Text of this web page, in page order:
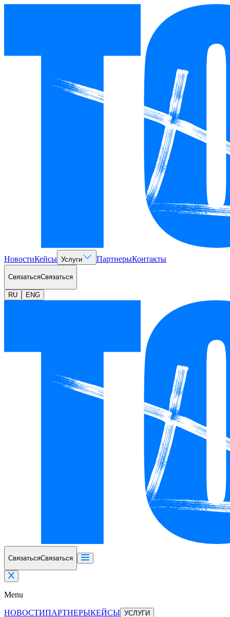
НовостиКейсы Услуги ПартнерыКонтакты
СвязатьсяСвязаться
RU ENG
СвязатьсяСвязаться
Menu
НОВОСТИПАРТНЕРЫКЕЙСЫ УСЛУГИ